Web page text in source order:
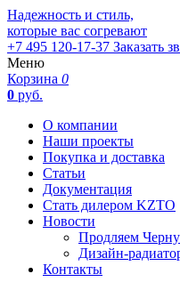
Надежность и стиль,
которые вас согревают
+7 495 120-17-37 Заказать
Меню
Корзина 0
0 руб.
О компании
Наши проекты
Покупка и доставка
Статьи
Документация
Стать дилером KZTO
Новости
Продляем
Дизайн-
Контакты